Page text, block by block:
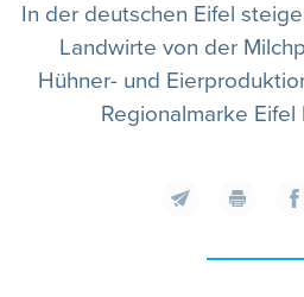
In der deutschen Eifel
Landwirte von der
Hühner- und
Regionalmarke